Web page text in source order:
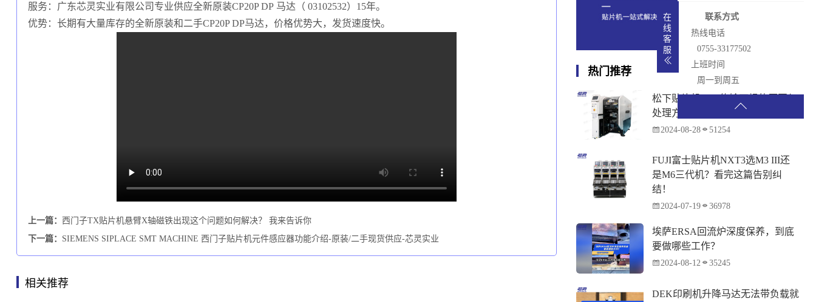
服务：广东芯灵实业有限公司专业供应全新原装CP20P DP 马达（ 03102532） 15年。
优势：长期有大量库存的全新原装和二手CP20P DP马达，价格优势大，发货速度快。
上一篇： 西门子TX贴片机悬臂X轴磁铁出现这个问题如何解决？ 我来告诉你
下一篇： SIEMENS SIPLACE SMT MACHINE 西门子贴片机元件感应器功能介绍-原装/二手现货供应-芯灵实业
相关推荐
热门推荐
松下贴片机PCB传输不畅的原因与
处理方法
2024-08-28 51254
FUJI富士贴片机NXT3选M3 III还
是M6三代机？看完这篇告别纠
结！
2024-07-19 36978
埃萨ERSA回流炉深度保养，到底
要做哪些工作？
2024-08-12 35245
DEK印刷机升降马达无法带负载就
联系方式
热线电话
0755-33177502
上班时间
周一到周五
在
线
客
服